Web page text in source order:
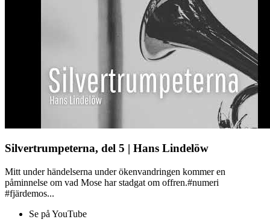
Silvertrumpeterna, del 5 | Hans Lindelöw
Mitt under händelserna under ökenvandringen kommer en
påminnelse om vad Mose har stadgat om offren.#numeri
#fjärdemos...
Se på YouTube